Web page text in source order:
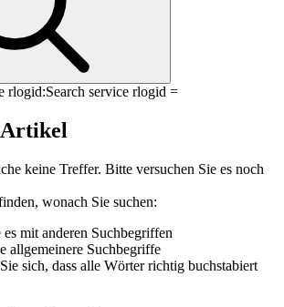
rlogid:Search service rlogid =
keine Treffer. Bitte versuchen Sie es noch
wonach Sie suchen:
es mit anderen Suchbegriffen
allgemeinere Suchbegriffe
sich, dass alle Wörter richtig buchstabiert